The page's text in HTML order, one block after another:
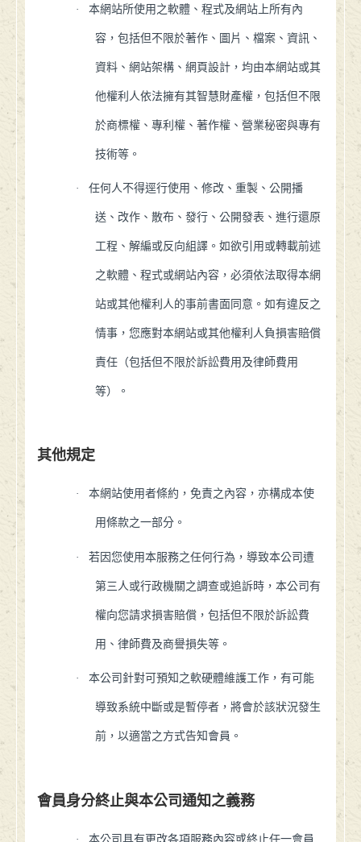
· 本網站所使用之軟體、程式及網站上所有內
容，包括但不限於著作、圖片、檔案、資訊、
資料、網站架構、網頁設計，均由本網站或其
他權利人依法擁有其智慧財產權，包括但不限
於商標權、專利權、著作權、營業秘密與專有
技術等。
· 任何人不得逕行使用、修改、重製、公開播
送、改作、散布、發行、公開發表、進行還原
工程、解編或反向組譯。如欲引用或轉載前述
之軟體、程式或網站內容，必須依法取得本網
站或其他權利人的事前書面同意。如有違反之
情事，您應對本網站或其他權利人負損害賠償
責任（包括但不限於訴訟費用及律師費用
等）。
其他規定
· 本網站使用者條約，免責之內容，亦構成本使
用條款之一部分。
· 若因您使用本服務之任何行為，導致本公司遭
第三人或行政機關之調查或追訴時，本公司有
權向您請求損害賠償，包括但不限於訴訟費
用、律師費及商譽損失等。
· 本公司針對可預知之軟硬體維護工作，有可能
導致系統中斷或是暫停者，將會於該狀況發生
前，以適當之方式告知會員。
會員身分終止與本公司通知之義務
· 本公司具有更改各項服務內容或終止任一會員